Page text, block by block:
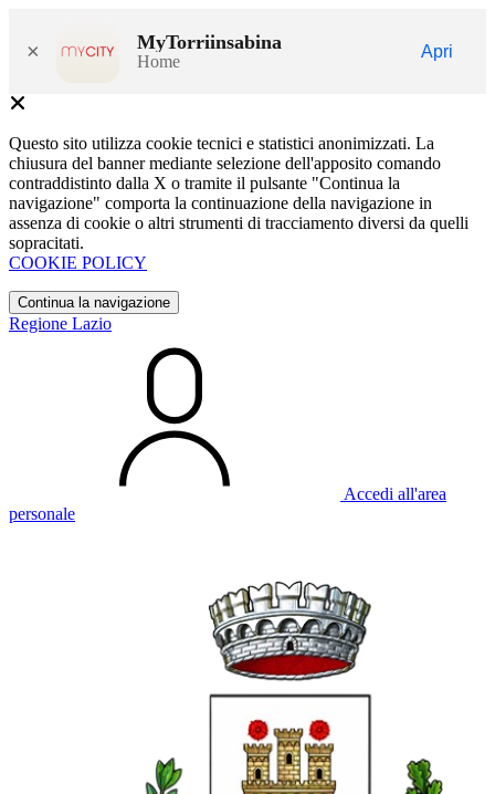
× MyTorriinsabina
Home
Apri
Questo sito utilizza cookie tecnici e statistici anonimizzati. La
chiusura del banner mediante selezione dell'apposito comando
contraddistinto dalla X o tramite il pulsante "Continua la
navigazione" comporta la continuazione della navigazione in
assenza di cookie o altri strumenti di tracciamento diversi da quelli
sopracitati.
COOKIE POLICY
Continua la navigazione
Regione Lazio
Accedi all'area
personale